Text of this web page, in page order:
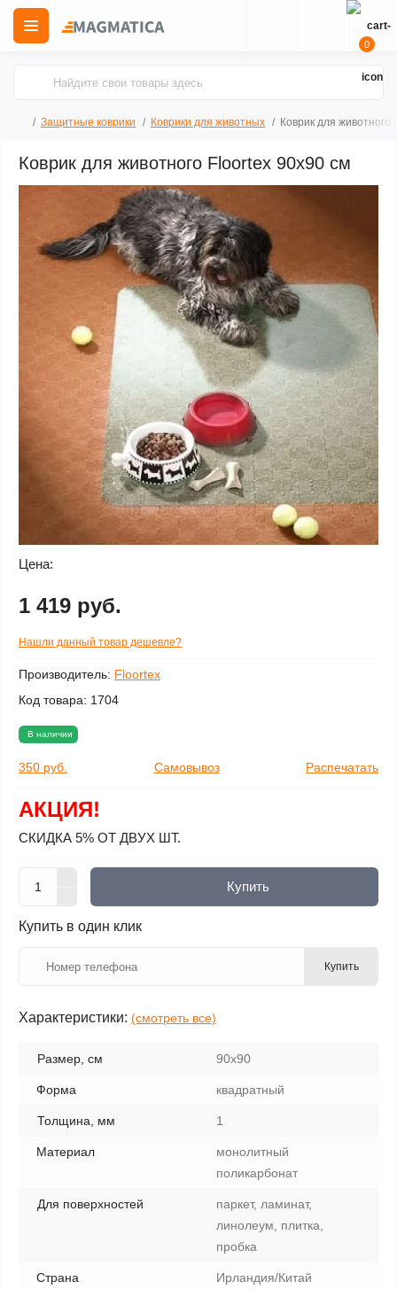
0
Защитные коврики Коврики для животных Коврик для животного
Коврик для животного Floortex 90х90 см
Производитель: Floortex
Код товара: 1704
В наличии
350 руб. Самовывоз Распечатать
Цена:
1 419 руб.
Нашли данный товар дешевле?
АКЦИЯ!
СКИДКА 5% ОТ ДВУХ ШТ.
Купить
Купить в один клик
Купить
Характеристики: (смотреть все)
Размер, см 90х90
Форма квадратный
Толщина, мм 1
Материал
монолитный
поликарбонат
Для поверхностей
паркет, ламинат,
линолеум, плитка,
пробка
Страна Ирландия/Китай